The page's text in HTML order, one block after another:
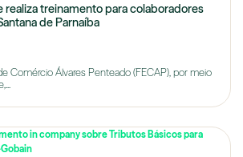
realiza treinamento para colaboradores
de Parnaíba
Comércio Álvares Penteado (FECAP), por meio